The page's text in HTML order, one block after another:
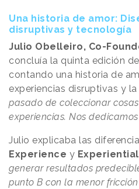
Una historia de amor:
disruptivas y tecnología
Julio Obelleiro, Co-
concluía la quinta edición de
contando una historia de
experiencias disruptivas y
pasado de coleccionar
experiencias. Nos dedicamos
Julio explicaba las
Experience y
generar resultados
punto B con la menor